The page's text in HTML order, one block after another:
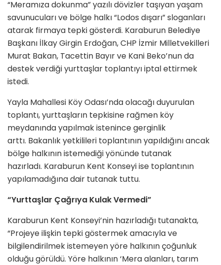
“Meramıza dokunma” yazılı dövizler taşıyan yaşam
savunucuları ve bölge halkı “Lodos dışarı” sloganları
atarak firmaya tepki gösterdi. Karaburun Belediye
Başkanı İlkay Girgin Erdoğan, CHP İzmir Milletvekilleri
Murat Bakan, Tacettin Bayır ve Kani Beko’nun da
destek verdiği yurttaşlar toplantıyı iptal ettirmek
istedi.
Yayla Mahallesi Köy Odası’nda olacağı duyurulan
toplantı, yurttaşların tepkisine rağmen köy
meydanında yapılmak istenince gerginlik
arttı. Bakanlık yetkilileri toplantının yapıldığını ancak
bölge halkının istemediği yönünde tutanak
hazırladı. Karaburun Kent Konseyi ise toplantının
yapılamadığına dair tutanak tuttu.
“Yurttaşlar Çağrıya Kulak Vermedi”
Karaburun Kent Konseyi’nin hazırladığı tutanakta,
“Projeye ilişkin tepki göstermek amacıyla ve
bilgilendirilmek istemeyen yöre halkının çoğunluk
olduğu görüldü. Yöre halkının ‘Mera alanları, tarım